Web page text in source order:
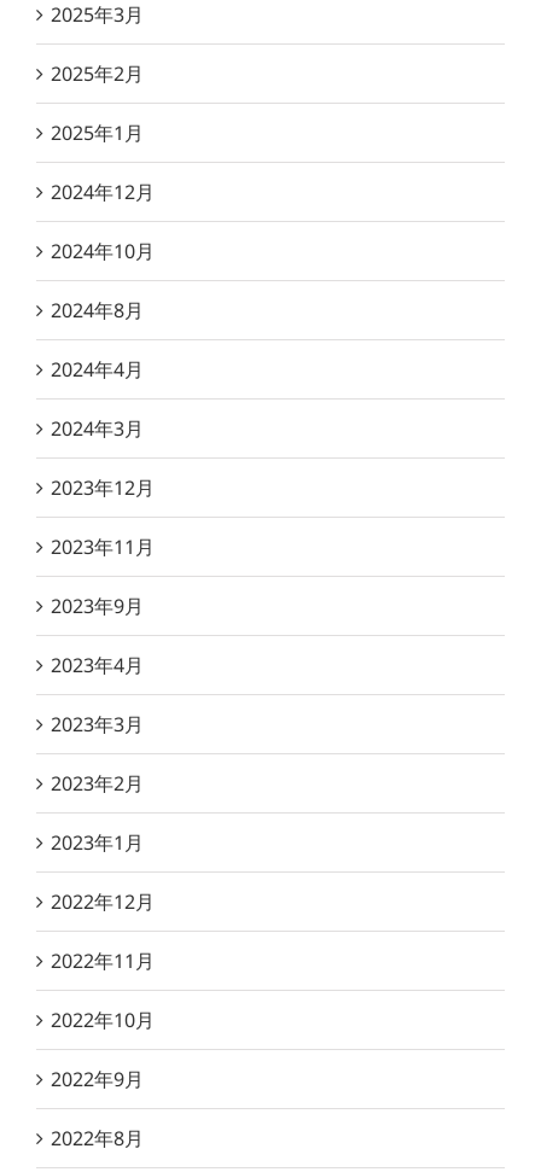
2025年3月
2025年2月
2025年1月
2024年12月
2024年10月
2024年8月
2024年4月
2024年3月
2023年12月
2023年11月
2023年9月
2023年4月
2023年3月
2023年2月
2023年1月
2022年12月
2022年11月
2022年10月
2022年9月
2022年8月